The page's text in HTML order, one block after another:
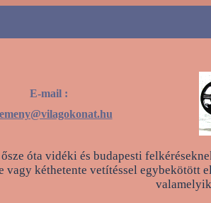
E-mail :
óta vidéki és budapesti
vagy kéthetente vetítéssel egybekötött